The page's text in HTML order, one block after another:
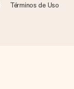
Términos de Uso